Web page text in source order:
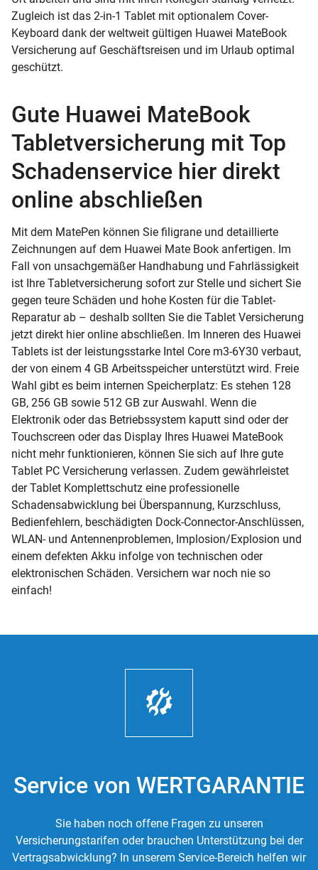
Zugleich ist das 2-in-1 Tablet mit optionalem Cover-
Keyboard dank der weltweit gültigen Huawei MateBook
Versicherung auf Geschäftsreisen und im Urlaub optimal
geschützt.
Gute Huawei MateBook
Tabletversicherung mit Top
Schadenservice hier direkt
online abschließen
Mit dem MatePen können Sie filigrane und detaillierte
Zeichnungen auf dem Huawei Mate Book anfertigen. Im
Fall von unsachgemäßer Handhabung und Fahrlässigkeit
ist Ihre Tabletversicherung sofort zur Stelle und sichert Sie
gegen teure Schäden und hohe Kosten für die Tablet-
Reparatur ab – deshalb sollten Sie die Tablet Versicherung
jetzt direkt hier online abschließen. Im Inneren des Huawei
Tablets ist der leistungsstarke Intel Core m3-6Y30 verbaut,
der von einem 4 GB Arbeitsspeicher unterstützt wird. Freie
Wahl gibt es beim internen Speicherplatz: Es stehen 128
GB, 256 GB sowie 512 GB zur Auswahl. Wenn die
Elektronik oder das Betriebssystem kaputt sind oder der
Touchscreen oder das Display Ihres Huawei MateBook
nicht mehr funktionieren, können Sie sich auf Ihre gute
Tablet PC Versicherung verlassen. Zudem gewährleistet
der Tablet Komplettschutz eine professionelle
Schadensabwicklung bei Überspannung, Kurzschluss,
Bedienfehlern, beschädigten Dock-Connector-Anschlüssen,
WLAN- und Antennenproblemen, Implosion/Explosion und
einem defekten Akku infolge von technischen oder
elektronischen Schäden. Versichern war noch nie so
einfach!
Service von WERTGARANTIE
Sie haben noch offene Fragen zu unseren
Versicherungstarifen oder brauchen Unterstützung bei der
Vertragsabwicklung? In unserem Service-Bereich helfen wir